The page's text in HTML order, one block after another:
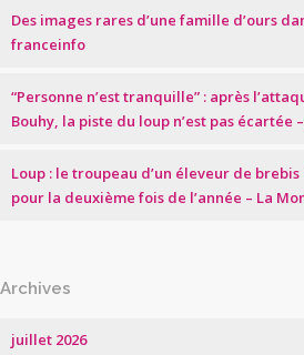
Des images rares d’une famille d’ours
franceinfo
“Personne n’est tranquille” : après
Bouhy, la piste du loup n’est pas écartée
Loup : le troupeau d’un éleveur de
pour la deuxième fois de l’année – La
Archives
juillet 2026